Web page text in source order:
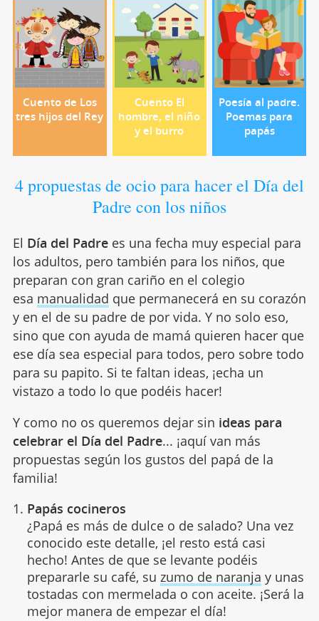
Cuento de Los
tres hijos del Rey
Cuento El
hombre, el niño
y el burro
Poesía al padre.
Poemas para
papás
4 propuestas de ocio para hacer el Día del
Padre con los niños
El Día del Padrees una fecha muy especial para
los adultos, pero también para los niños, que
preparan con gran cariño en el colegio
esa manualidad que permanecerá en su corazón
y en el de su padre de por vida. Y no solo eso,
sino que con ayuda de mamá quieren hacer que
ese día sea especial para todos, pero sobre todo
para su papito. Si te faltan ideas, ¡echa un
vistazo a todo lo que podéis hacer!
Y como no os queremos dejar sin ideas para
celebrar el Día del Padre... ¡aquí van más
propuestas según los gustos del papá de la
familia!
Papás cocineros
¿Papá es más de dulce o de salado? Una vez
conocido este detalle, ¡el resto está casi
hecho! Antes de que se levante podéis
prepararle su café, su zumo de naranja y unas
tostadas con mermelada o con aceite. ¡Será la
mejor manera de empezar el día!